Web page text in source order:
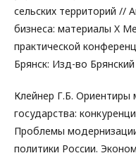
сельских территорий //
бизнеса: материалы X
практической
Брянск: Изд-во
Клейнер Г.Б. Ориентиры
государства:
Проблемы
политики России.